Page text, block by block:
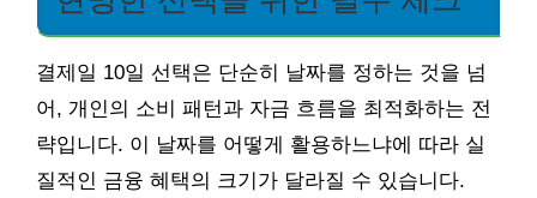
결제일 10일 선택은 단순히 날짜를 정하는 것을 넘
어, 개인의 소비 패턴과 자금 흐름을 최적화하는 전
략입니다. 이 날짜를 어떻게 활용하느냐에 따라 실
질적인 금융 혜택의 크기가 달라질 수 있습니다.